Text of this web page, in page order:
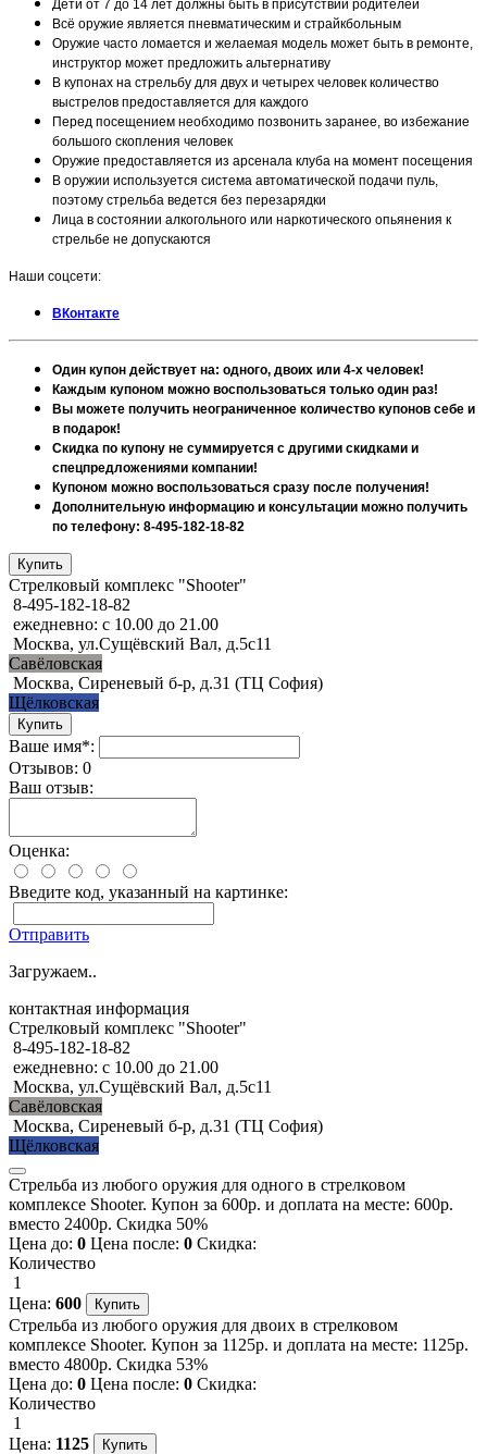
Дети от 7 до 14 лет должны быть в присутствии родителей
Всё оружие является пневматическим и страйкбольным
Оружие часто ломается и желаемая модель может быть в ремонте,
инструктор может предложить альтернативу
В купонах на стрельбу для двух и четырех человек количество
выстрелов предоставляется для каждого
Перед посещением необходимо позвонить заранее, во избежание
большого скопления человек
Оружие предоставляется из арсенала клуба на момент посещения
В оружии используется система автоматической подачи пуль,
поэтому стрельба ведется без перезарядки
Лица в состоянии алкогольного или наркотического опьянения к
стрельбе не допускаются
Наши соцсети:
ВКонтакте
Один купон действует на: одного, двоих или 4-х человек!
Каждым купоном можно воспользоваться только один раз!
Вы можете получить неограниченное количество купонов себе и
в подарок!
Скидка по купону не суммируется с другими скидками и
спецпредложениями компании!
Купоном можно воспользоваться сразу после получения!
Дополнительную информацию и консультации можно получить
по телефону: 8-495-182-18-82
Стрелковый комплекс "Shooter"
8-495-182-18-82
ежедневно: с 10.00 до 21.00
Москва, ул.Сущёвский Вал, д.5с11
Савёловская
Москва, Сиреневый б-р, д.31 (ТЦ София)
Щёлковская
Ваше имя*:
Отзывов: 0
Ваш отзыв:
Оценка:
Введите код, указанный на картинке:
Отправить
Загружаем..
контактная информация
Стрелковый комплекс "Shooter"
8-495-182-18-82
ежедневно: с 10.00 до 21.00
Москва, ул.Сущёвский Вал, д.5с11
Савёловская
Москва, Сиреневый б-р, д.31 (ТЦ София)
Щёлковская
Стрельба из любого оружия для одного в стрелковом
комплексе Shooter. Купон за 600р. и доплата на месте: 600р.
вместо 2400р. Скидка 50%
Цена до: 0 Цена после: 0 Скидка:
Количество
1
Цена: 600
Стрельба из любого оружия для двоих в стрелковом
комплексе Shooter. Купон за 1125р. и доплата на месте: 1125р.
вместо 4800р. Скидка 53%
Цена до: 0 Цена после: 0 Скидка:
Количество
1
Цена: 1125